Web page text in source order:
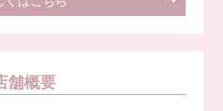
舗概要